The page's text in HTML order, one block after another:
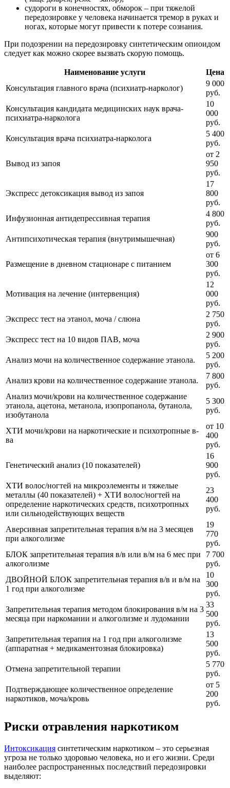
судороги в конечностях, обморок – при тяжелой
передозировке у человека начинается тремор в руках и
ногах, которые могут привести к потере сознания.
При подозрении на передозировку синтетическим опиоидом
следует как можно скорее вызвать скорую помощь.
Наименование услуги
Цена
Консультация главного врача (психиатр-нарколог)
9 000
руб.
Консультация кандидата медицинских наук врача-
психиатра-нарколога
10
000
руб.
Консультация врача психиатра-нарколога
5 400
руб.
Вывод из запоя
от 2
950
руб.
Экспресс детоксикация вывод из запоя
17
800
руб.
Инфузионная антидепрессивная терапия
4 800
руб.
Антипсихотическая терапия (внутримышечная)
900
руб.
Размещение в дневном стационаре с питанием
от 6
300
руб.
Мотивация на лечение (интервенция)
12
000
руб.
Экспресс тест на этанол, моча / слюна
2 750
руб.
Экспресс тест на 10 видов ПАВ, моча
2 900
руб.
Анализ мочи на количественное содержание этанола.
5 200
руб.
Анализ крови на количественное содержание этанола.
7 800
руб.
Анализ мочи/крови на количественное содержание
этанола, ацетона, метанола, изопропанола, бутанола,
изобутанола
5 300
руб.
ХТИ мочи/крови на наркотические и психотропные в-
ва
от 10
400
руб.
Генетический анализ (10 показателей)
16
900
руб.
ХТИ волос/ногтей на микроэлементы и тяжелые
металлы (40 показателей) + ХТИ волос/ногтей на
определение наркотических средств, психотропных
или сильнодействующих веществ
23
400
руб.
Аверсивная запретительная терапия в/м на 3 месяцев
при алкоголизме
19
770
руб.
БЛОК запретительная терапия в/в или в/м на 6 мес при
алкоголизме
7 700
руб.
ДВОЙНОЙ БЛОК запретительная терапия в/в и в/м на
1 год при алкоголизме
10
300
руб.
Запретительная терапия методом блокирования в/м на 3
месяца при наркомании и алкоголизме и лудомании
33
500
руб.
Запретительная терапия на 1 год при алкоголизме
(аппаратная + медикаментозная блокировка)
13
500
руб.
Отмена запретительной терапии
5 770
руб.
Подтверждающее количественное определение
наркотиков, моча/кровь
от 5
200
руб.
Риски отравления наркотиком
Интоксикация синтетическим наркотиком – это серьезная
угроза не только здоровью человека, но и его жизни. Среди
наиболее распространенных последствий передозировки
выделяют: